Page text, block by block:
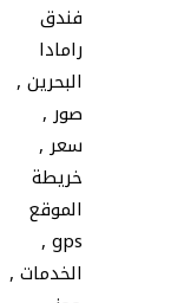
فندق
رامادا
البحرين ,
صور ,
سعر ,
خريطة
الموقع
gps ,
الخدمات ,